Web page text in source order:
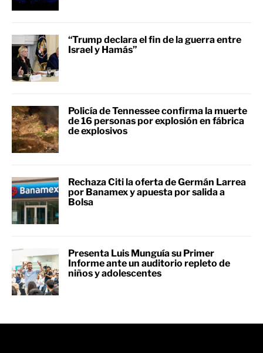
“Trump declara el fin de la guerra entre
Israel y Hamás”
Policía de Tennessee confirma la muerte
de 16 personas por explosión en fábrica
de explosivos
Rechaza Citi la oferta de Germán Larrea
por Banamex y apuesta por salida a
Bolsa
Presenta Luis Munguía su Primer
Informe ante un auditorio repleto de
niños y adolescentes